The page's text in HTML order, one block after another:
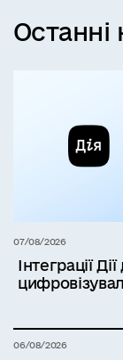
Останні
07/08/2026
Інтеграції
06/08/2026